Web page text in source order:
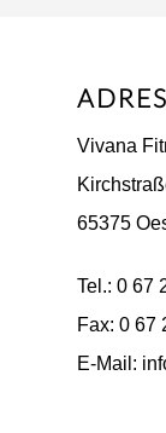
Vivana
65375
Tel.: 0 67
Fax: 0 67
E-Mail: